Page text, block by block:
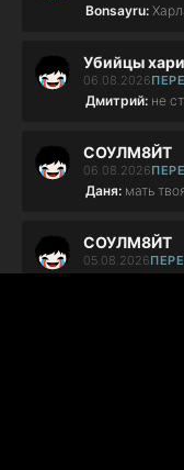
Bonsayru:
Убийцы
06.08.2026
Дмитрий: не
СОУЛМ8ЙТ
06.08.2026
Даня: мать
СОУЛМ8ЙТ
05.08.2026